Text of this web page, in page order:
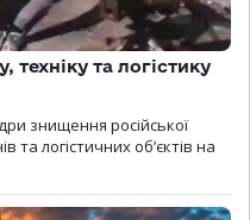
техніку та логістику
знищення російської
та логістичних об’єктів на